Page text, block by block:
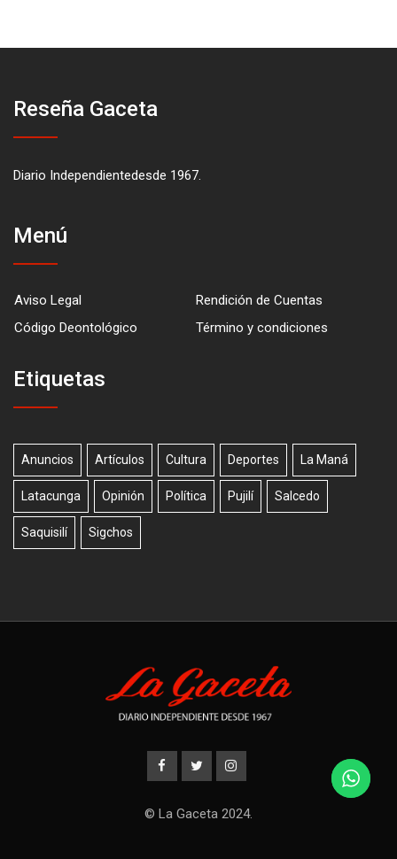
Reseña Gaceta
Diario Independientedesde 1967.
Menú
Aviso Legal
Rendición de Cuentas
Código Deontológico
Término y condiciones
Etiquetas
Anuncios Artículos Cultura Deportes La Maná
Latacunga Opinión Política Pujilí Salcedo
Saquisilí Sigchos
© La Gaceta 2024.